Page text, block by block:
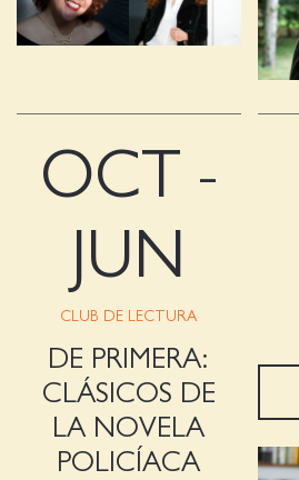
OCT -
JUN
CLUB DE LECTURA
DE PRIMERA:
CLÁSICOS DE
LA NOVELA
POLICÍACA